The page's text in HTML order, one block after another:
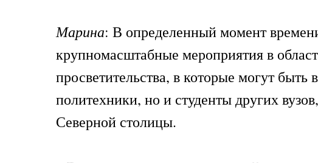
Марина: В определенный момент
крупномасштабные мероприятия в
просветительства, в которые могут быть
политехники, но и студенты других
Северной столицы.